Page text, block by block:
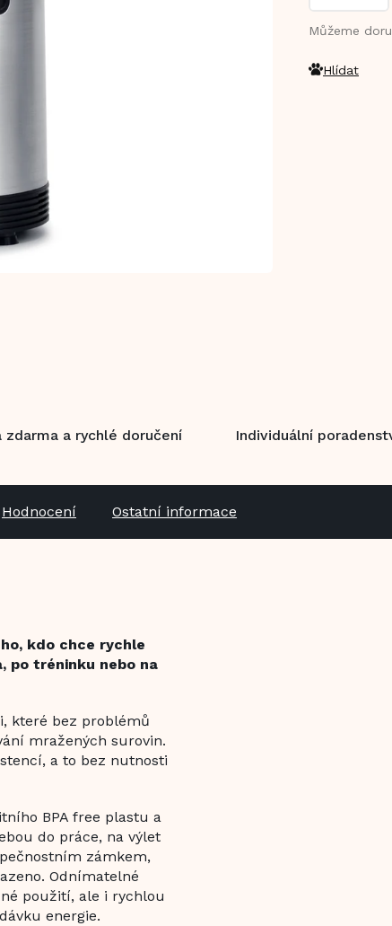
Můžeme
Hlídat
zdarma a rychlé doručení Individuální
Hodnocení Ostatní informace
kdo chce rychle
po tréninku nebo na
které bez problémů
mražených surovin.
a to bez nutnosti
BPA free plastu a
do práce, na výlet
zámkem,
Odnímatelné
použití, ale i rychlou
energie.